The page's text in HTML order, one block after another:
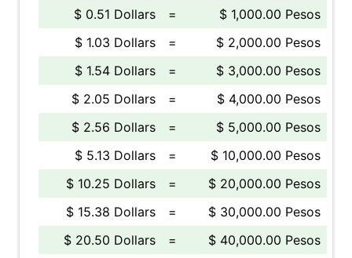
$ 0.51 Dollars =
$ 1,000.00 Pesos
$ 1.03 Dollars
=
$ 2,000.00 Pesos
$ 1.54 Dollars
=
$ 3,000.00 Pesos
$ 2.05 Dollars
=
$ 4,000.00 Pesos
$ 2.56 Dollars
=
$ 5,000.00 Pesos
$ 5.13 Dollars
=
$ 10,000.00 Pesos
$ 10.25 Dollars
=
$ 20,000.00 Pesos
$ 15.38 Dollars
=
$ 30,000.00 Pesos
$ 20.50 Dollars
= $ 40,000.00 Pesos